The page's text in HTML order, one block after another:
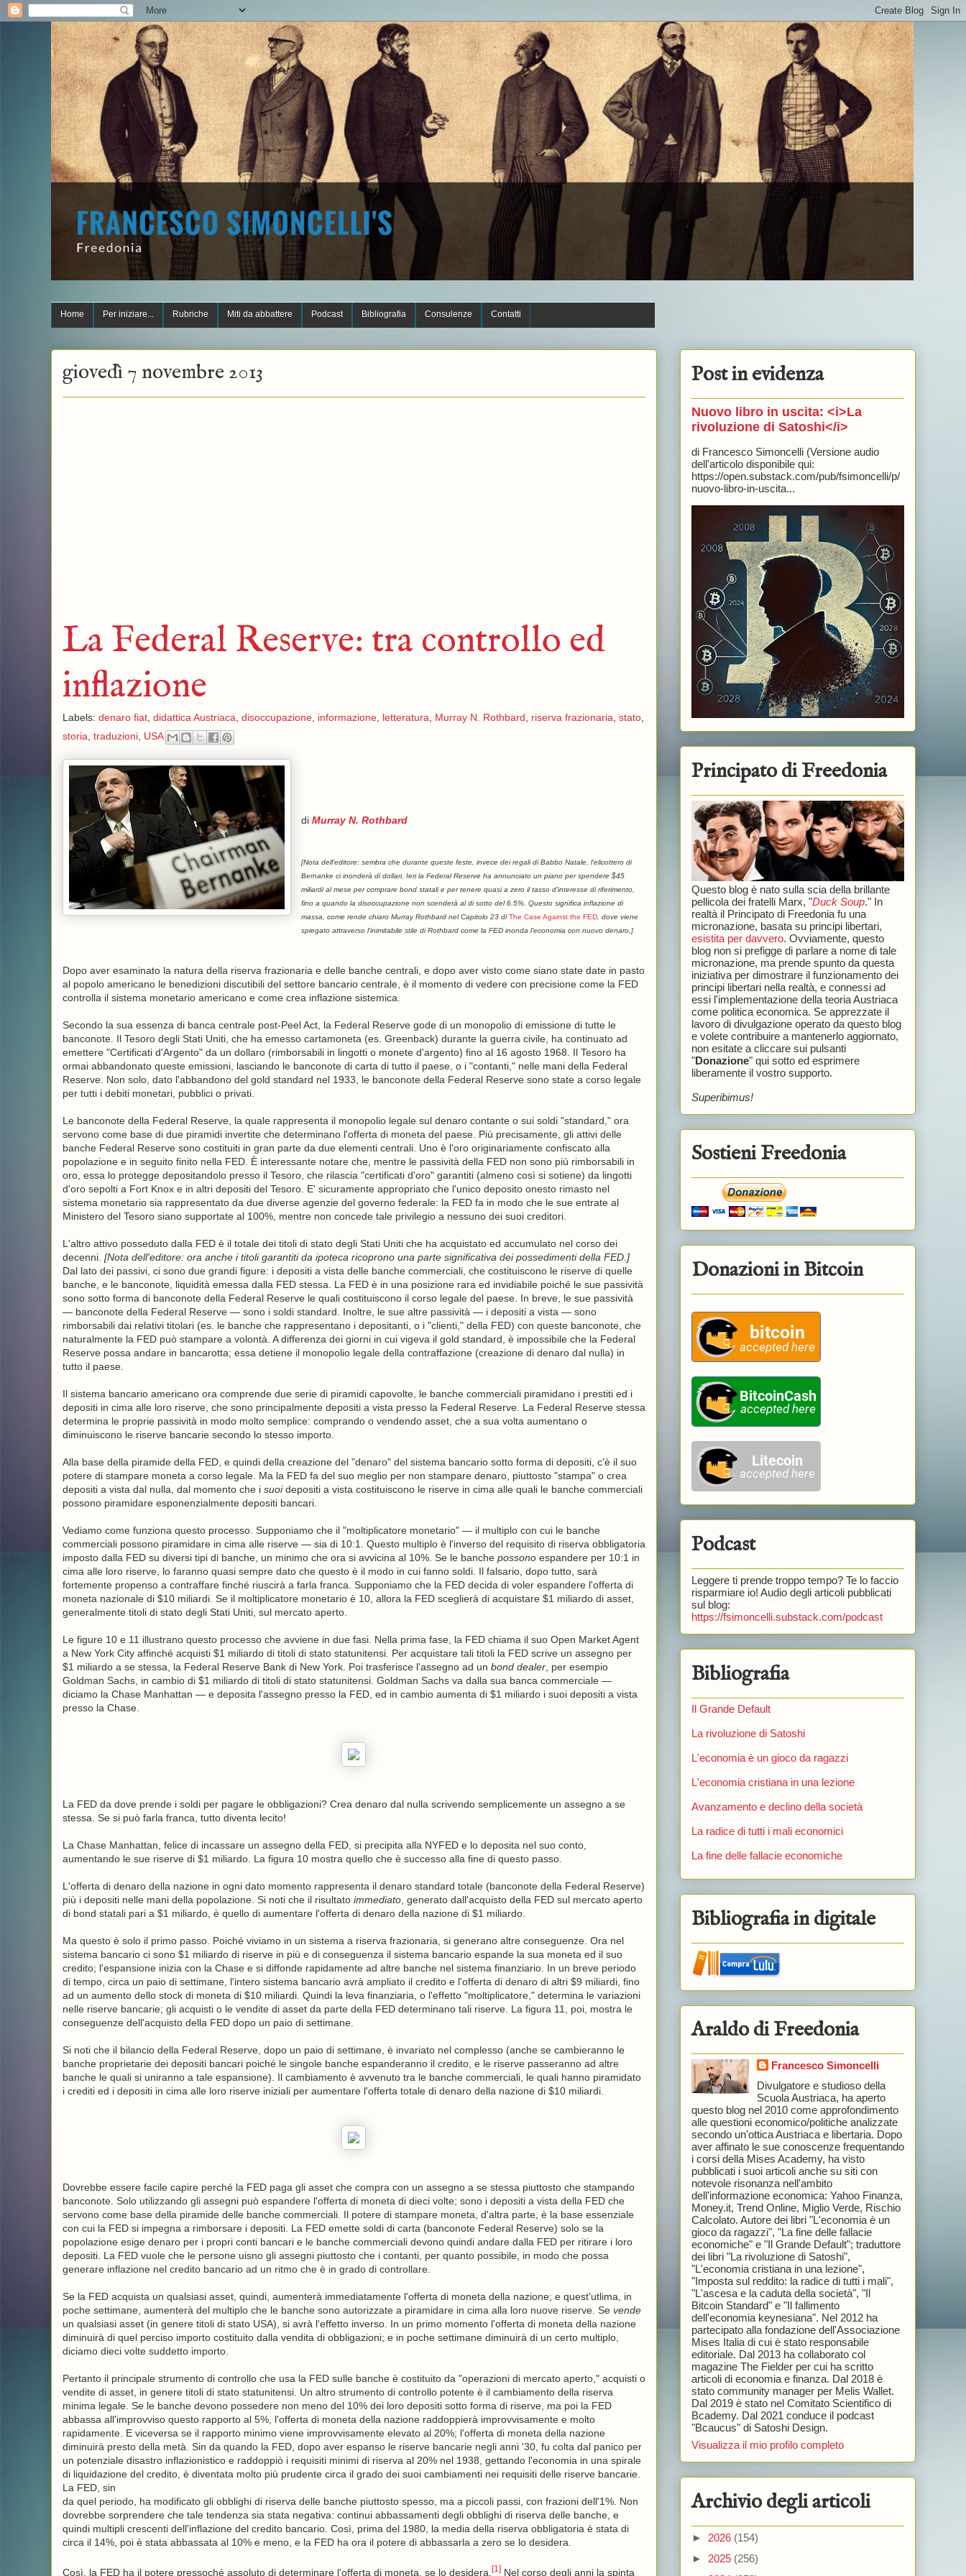
Home Per iniziare... Rubriche Miti da abbattere Podcast Bibliografia Consulenze Contatti
giovedì 7 novembre 2013
La Federal Reserve: tra controllo ed
inflazione
Labels: denaro fiat, didattica Austriaca disoccupazione, informazione, letteratura Murray N. Rothbard riserva frazionaria stato,
storia, traduzioni, USA
di Murray N. Rothbard
[Nota dell'editore: sembra che durante queste feste, invece dei regali di Babbo Natale, l'elicottero di
Bernanke ci inonderà di dollari. Ieri la Federal Reserve ha annunciato un piano per spendere $45
miliardi al mese per comprare bond statali e per tenere quasi a zero il tasso d'interesse di riferimento,
fino a quando la disoccupazione non scenderà al di sotto del 6.5%. Questo significa inflazione di
massa, come rende chiaro Murray Rothbard nel Capitolo 23 di The Case Against the FED, dove viene
spiegato attraverso l'inimitabile stile di Rothbard come la FED inonda l'economia con nuovo denaro.]
Dopo aver esaminato la natura della riserva frazionaria e delle banche centrali, e dopo aver visto come siano state date in pasto
al popolo americano le benedizioni discutibili del settore bancario centrale, è il momento di vedere con precisione come la FED
controlla il sistema monetario americano e come crea inflazione sistemica.
Secondo la sua essenza di banca centrale post-Peel Act, la Federal Reserve gode di un monopolio di emissione di tutte le
banconote. Il Tesoro degli Stati Uniti, che ha emesso cartamoneta (es. Greenback) durante la guerra civile, ha continuato ad
emettere "Certificati d'Argento" da un dollaro (rimborsabili in lingotti o monete d'argento) fino al 16 agosto 1968. Il Tesoro ha
ormai abbandonato queste emissioni, lasciando le banconote di carta di tutto il paese, o i "contanti," nelle mani della Federal
Reserve. Non solo, dato l'abbandono del gold standard nel 1933, le banconote della Federal Reserve sono state a corso legale
per tutti i debiti monetari, pubblici o privati.
Le banconote della Federal Reserve, la quale rappresenta il monopolio legale sul denaro contante o sui soldi "standard," ora
servono come base di due piramidi invertite che determinano l'offerta di moneta del paese. Più precisamente, gli attivi delle
banche Federal Reserve sono costituiti in gran parte da due elementi centrali. Uno è l'oro originariamente confiscato alla
popolazione e in seguito finito nella FED. È interessante notare che, mentre le passività della FED non sono più rimborsabili in
oro, essa lo protegge depositandolo presso il Tesoro, che rilascia "certificati d'oro" garantiti (almeno così si sotiene) da lingotti
d'oro sepolti a Fort Knox e in altri depositi del Tesoro. E' sicuramente appropriato che l'unico deposito onesto rimasto nel
sistema monetario sia rappresentato da due diverse agenzie del governo federale: la FED fa in modo che le sue entrate al
Ministero del Tesoro siano supportate al 100%, mentre non concede tale privilegio a nessuno dei suoi creditori.
L'altro attivo posseduto dalla FED è il totale dei titoli di stato degli Stati Uniti che ha acquistato ed accumulato nel corso dei
decenni. [Nota dell'editore: ora anche i titoli garantiti da ipoteca ricoprono una parte significativa dei possedimenti della FED.]
Dal lato dei passivi, ci sono due grandi figure: i depositi a vista delle banche commerciali, che costituiscono le riserve di quelle
banche, e le banconote, liquidità emessa dalla FED stessa. La FED è in una posizione rara ed invidiabile poiché le sue passività
sono sotto forma di banconote della Federal Reserve le quali costituiscono il corso legale del paese. In breve, le sue passività
— banconote della Federal Reserve — sono i soldi standard. Inoltre, le sue altre passività — i depositi a vista — sono
rimborsabili dai relativi titolari (es. le banche che rappresentano i depositanti, o i "clienti," della FED) con queste banconote, che
naturalmente la FED può stampare a volontà. A differenza dei giorni in cui vigeva il gold standard, è impossibile che la Federal
Reserve possa andare in bancarotta; essa detiene il monopolio legale della contraffazione (creazione di denaro dal nulla) in
tutto il paese.
Il sistema bancario americano ora comprende due serie di piramidi capovolte, le banche commerciali piramidano i prestiti ed i
depositi in cima alle loro riserve, che sono principalmente depositi a vista presso la Federal Reserve. La Federal Reserve stessa
determina le proprie passività in modo molto semplice: comprando o vendendo asset, che a sua volta aumentano o
diminuiscono le riserve bancarie secondo lo stesso importo.
Alla base della piramide della FED, e quindi della creazione del "denaro" del sistema bancario sotto forma di depositi, c'è il suo
potere di stampare moneta a corso legale. Ma la FED fa del suo meglio per non stampare denaro, piuttosto "stampa" o crea
depositi a vista dal nulla, dal momento che i suoidepositi a vista costituiscono le riserve in cima alle quali le banche commerciali
possono piramidare esponenzialmente depositi bancari.
Vediamo come funziona questo processo. Supponiamo che il "moltiplicatore monetario" — il multiplo con cui le banche
commerciali possono piramidare in cima alle riserve — sia di 10:1. Questo multiplo è l'inverso del requisito di riserva obbligatoria
imposto dalla FED su diversi tipi di banche, un minimo che ora si avvicina al 10%. Se le banche possonoespandere per 10:1 in
cima alle loro riserve, lo faranno quasi sempre dato che questo è il modo in cui fanno soldi. Il falsario, dopo tutto, sarà
fortemente propenso a contraffare finché riuscirà a farla franca. Supponiamo che la FED decida di voler espandere l'offerta di
moneta nazionale di $10 miliardi. Se il moltiplicatore monetario è 10, allora la FED sceglierà di acquistare $1 miliardo di asset,
generalmente titoli di stato degli Stati Uniti, sul mercato aperto.
Le figure 10 e 11 illustrano questo processo che avviene in due fasi. Nella prima fase, la FED chiama il suo Open Market Agent
a New York City affinché acquisti $1 miliardo di titoli di stato statunitensi. Per acquistare tali titoli la FED scrive un assegno per
$1 miliardo a se stessa, la Federal Reserve Bank di New York. Poi trasferisce l'assegno ad un bond dealer, per esempio
Goldman Sachs, in cambio di $1 miliardo di titoli di stato statunitensi. Goldman Sachs va dalla sua banca commerciale —
diciamo la Chase Manhattan — e deposita l'assegno presso la FED, ed in cambio aumenta di $1 miliardo i suoi depositi a vista
presso la Chase.
La FED da dove prende i soldi per pagare le obbligazioni? Crea denaro dal nulla scrivendo semplicemente un assegno a se
stessa. Se si può farla franca, tutto diventa lecito!
La Chase Manhattan, felice di incassare un assegno della FED, si precipita alla NYFED e lo deposita nel suo conto,
aumentando le sue riserve di $1 miliardo. La figura 10 mostra quello che è successo alla fine di questo passo.
L'offerta di denaro della nazione in ogni dato momento rappresenta il denaro standard totale (banconote della Federal Reserve)
più i depositi nelle mani della popolazione. Si noti che il risultato immediato, generato dall'acquisto della FED sul mercato aperto
di bond statali pari a $1 miliardo, è quello di aumentare l'offerta di denaro della nazione di $1 miliardo.
Ma questo è solo il primo passo. Poiché viviamo in un sistema a riserva frazionaria, si generano altre conseguenze. Ora nel
sistema bancario ci sono $1 miliardo di riserve in più e di conseguenza il sistema bancario espande la sua moneta ed il suo
credito; l'espansione inizia con la Chase e si diffonde rapidamente ad altre banche nel sistema finanziario. In un breve periodo
di tempo, circa un paio di settimane, l'intero sistema bancario avrà ampliato il credito e l'offerta di denaro di altri $9 miliardi, fino
ad un aumento dello stock di moneta di $10 miliardi. Quindi la leva finanziaria, o l'effetto "moltiplicatore," determina le variazioni
nelle riserve bancarie; gli acquisti o le vendite di asset da parte della FED determinano tali riserve. La figura 11, poi, mostra le
conseguenze dell'acquisto della FED dopo un paio di settimane.
Si noti che il bilancio della Federal Reserve, dopo un paio di settimane, è invariato nel complesso (anche se cambieranno le
banche proprietarie dei depositi bancari poiché le singole banche espanderanno il credito, e le riserve passeranno ad altre
banche le quali si uniranno a tale espansione). Il cambiamento è avvenuto tra le banche commerciali, le quali hanno piramidato
i crediti ed i depositi in cima alle loro riserve iniziali per aumentare l'offerta totale di denaro della nazione di $10 miliardi.
Dovrebbe essere facile capire perché la FED paga gli asset che compra con un assegno a se stessa piuttosto che stampando
banconote. Solo utilizzando gli assegni può espandere l'offerta di moneta di dieci volte; sono i depositi a vista della FED che
servono come base della piramide delle banche commerciali. Il potere di stampare moneta, d'altra parte, è la base essenziale
con cui la FED si impegna a rimborsare i depositi. La FED emette soldi di carta (banconote Federal Reserve) solo se la
popolazione esige denaro per i propri conti bancari e le banche commerciali devono quindi andare dalla FED per ritirare i loro
depositi. La FED vuole che le persone uisno gli assegni piuttosto che i contanti, per quanto possibile, in modo che possa
generare inflazione nel credito bancario ad un ritmo che è in grado di controllare.
Se la FED acquista un qualsiasi asset, quindi, aumenterà immediatamente l'offerta di moneta della nazione; e quest'utlima, in
poche settimane, aumenterà del multiplo che le banche sono autorizzate a piramidare in cima alla loro nuove riserve. Se vende
un qualsiasi asset (in genere titoli di stato USA), si avrà l'effetto inverso. In un primo momento l'offerta di moneta della nazione
diminuirà di quel perciso importo costituito dalla vendita di obbligazioni; e in poche settimane diminuirà di un certo multiplo,
diciamo dieci volte suddetto importo.
Pertanto il principale strumento di controllo che usa la FED sulle banche è costituito da "operazioni di mercato aperto," acquisti o
vendite di asset, in genere titoli di stato statunitensi. Un altro strumento di controllo potente è il cambiamento della riserva
minima legale. Se le banche devono possedere non meno del 10% dei loro depositi sotto forma di riserve, ma poi la FED
abbassa all'improvviso questo rapporto al 5%, l'offerta di moneta della nazione raddoppierà improvvisamente e molto
rapidamente. E viceversa se il rapporto minimo viene improvvisamente elevato al 20%; l'offerta di moneta della nazione
diminuirà presto della metà. Sin da quando la FED, dopo aver espanso le riserve bancarie negli anni '30, fu colta dal panico per
un potenziale disastro inflazionistico e raddoppiò i requisiti minimi di riserva al 20% nel 1938, gettando l'economia in una spirale
di liquidazione del credito, è diventata molto più prudente circa il grado dei suoi cambiamenti nei requisiti delle riserve bancarie.
La FED, sin
da quel periodo, ha modificato gli obblighi di riserva delle banche piuttosto spesso, ma a piccoli passi, con frazioni dell'1%. Non
dovrebbe sorprendere che tale tendenza sia stata negativa: continui abbassamenti degli obblighi di riserva delle banche, e
quindi multipli crescenti dell'inflazione del credito bancario. Così, prima del 1980, la media della riserva obbligatoria è stata di
circa il 14%, poi è stata abbassata al 10% e meno, e la FED ha ora il potere di abbassarla a zero se lo desidera.
Così, la FED ha il potere pressoché assoluto di determinare l'offerta di moneta, se lo desidera. [1]Nel corso degli anni la spinta
Post in evidenza
Nuovo libro in uscita: <i>La
rivoluzione di Satoshi</i>
di Francesco Simoncelli (Versione audio
dell'articolo disponibile qui:
https://open.substack.com/pub/fsimoncelli/p/
nuovo-libro-in-uscita...
Principato di Freedonia
Questo blog è nato sulla scia della brillante
pellicola dei fratelli Marx, "Duck Soup." In
realtà il Principato di Freedonia fu una
micronazione, basata su principi libertari,
esistita per davvero. Ovviamente, questo
blog non si prefigge di parlare a nome di tale
micronazione, ma prende spunto da questa
iniziativa per dimostrare il funzionamento dei
principi libertari nella realtà, e connessi ad
essi l'implementazione della teoria Austriaca
come politica economica. Se apprezzate il
lavoro di divulgazione operato da questo blog
e volete contribuire a mantenerlo aggiornato,
non esitate a cliccare sui pulsanti
"Donazione" qui sotto ed esprimere
liberamente il vostro supporto.
Superibimus!
Sostieni Freedonia
Donazioni in Bitcoin
Podcast
Leggere ti prende troppo tempo? Te lo faccio
risparmiare io! Audio degli articoli pubblicati
sul blog:
https://fsimoncelli.substack.com/podcast
Bibliografia
Il Grande Default
La rivoluzione di Satoshi
L'economia è un gioco da ragazzi
L'economia cristiana in una lezione
Avanzamento e declino della società
La radice di tutti i mali economici
La fine delle fallacie economiche
Bibliografia in digitale
Araldo di Freedonia
Francesco Simoncelli
Divulgatore e studioso della
Scuola Austriaca, ha aperto
questo blog nel 2010 come approfondimento
alle questioni economico/politiche analizzate
secondo un'ottica Austriaca e libertaria. Dopo
aver affinato le sue conoscenze frequentando
i corsi della Mises Academy, ha visto
pubblicati i suoi articoli anche su siti con
notevole risonanza nell'ambito
dell'informazione economica: Yahoo Finanza,
Money.it, Trend Online, Miglio Verde, Rischio
Calcolato. Autore dei libri "L'economia è un
gioco da ragazzi", "La fine delle fallacie
economiche" e "Il Grande Default"; traduttore
dei libri "La rivoluzione di Satoshi",
"L'economia cristiana in una lezione",
"Imposta sul reddito: la radice di tutti i mali",
"L'ascesa e la caduta della società", "Il
Bitcoin Standard" e "Il fallimento
dell'economia keynesiana". Nel 2012 ha
partecipato alla fondazione dell'Associazione
Mises Italia di cui è stato responsabile
editoriale. Dal 2013 ha collaborato col
magazine The Fielder per cui ha scritto
articoli di economia e finanza. Dal 2018 è
stato community manager per Melis Wallet.
Dal 2019 è stato nel Comitato Scientifico di
Bcademy. Dal 2021 conduce il podcast
"Bcaucus" di Satoshi Design.
Visualizza il mio profilo completo
Archivio degli articoli
► 2026 (154)
► 2025 (256)